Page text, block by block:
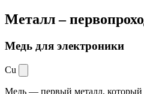
Металл –
Медь для электроники
Cu
Медь — первый металл, который